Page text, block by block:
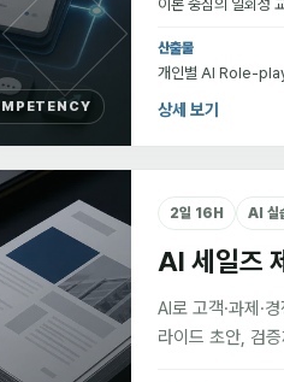
산출물
개인별 AI Role-
상세 보기
2일 16H AI 실
AI 세일즈
AI로 고객·과제·
라이드 초안, 검